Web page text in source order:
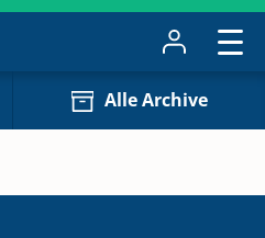
Alle Archive